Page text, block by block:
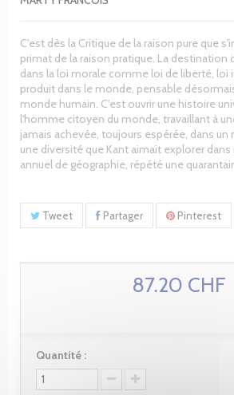
C'est dès la Critique de la raison pure que
primat de la raison pratique. La destination
dans la loi morale comme loi de liberté, loi
produit dans le monde, pensable
monde humain. C'est ouvrir une histoire
l'homme citoyen du monde, travaillant à
jamais achevée, toujours espérée, dans un
une diversité que Kant aimait explorer
annuel de géographie, répété une
Tweet Partager Pinterest
87.20 CHF
Quantité :